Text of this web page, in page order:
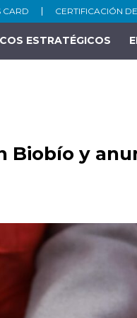
CARD CERTIFICACIÓN
ESTRATÉGICOS
Biobío y